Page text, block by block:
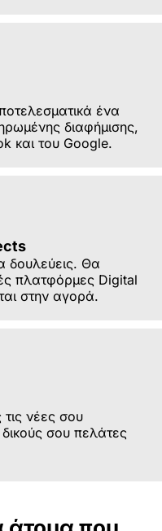
ένα
διαφήμισης,
και του Google.
δουλεύεις. Θα
πλατφόρμες Digital
στην αγορά.
νέες σου
δικούς σου πελάτες